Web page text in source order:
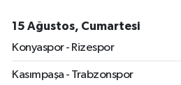
15 Ağustos, Cumartesi
Konyaspor - Rizespor
Kasımpaşa - Trabzonspor